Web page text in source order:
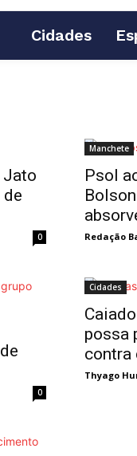
Cidades
Jato
0
Manchete
Psol
Redação
0
Cidades
possa
contra
Thyago